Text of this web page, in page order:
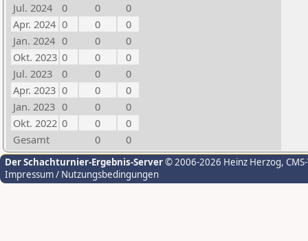
Jul. 2024
0 0
0
Apr. 2024 0 0
0
Jan. 2024 0 0
0
Okt. 2023 0 0
0
Jul. 2023
0 0
0
Apr. 2023 0 0
0
Jan. 2023 0 0
0
Okt. 2022 0 0
0
Gesamt
0 0
Der Schachturnier-Ergebnis-Server© 2006-2026 Heinz Herzog,
Impressum / Nutzungsbedingungen